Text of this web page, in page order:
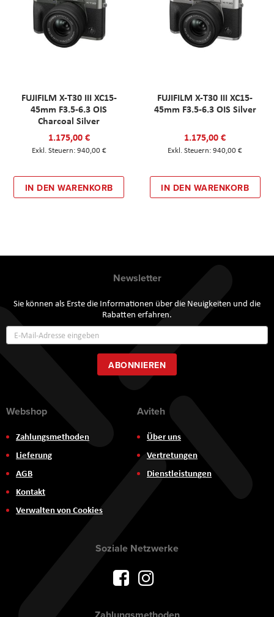
FUJIFILM X-T30 III XC15-
45mm F3.5-6.3 OIS
Charcoal Silver
1.175,00 €
940,00 €
IN DEN WARENKORB
FUJIFILM X-T30 III XC15-
45mm F3.5-6.3 OIS Silver
1.175,00 €
940,00 €
IN DEN WARENKORB
Newsletter
Sie können als Erste die Informationen über die Neuigkeiten und die
Rabatten erfahren.
zum
Newsletter:
ABONNIEREN
Webshop
Zahlungsmethoden
Lieferung
AGB
Kontakt
Verwalten von Cookies
Aviteh
Über uns
Vertretungen
Dienstleistungen
Soziale Netzwerke